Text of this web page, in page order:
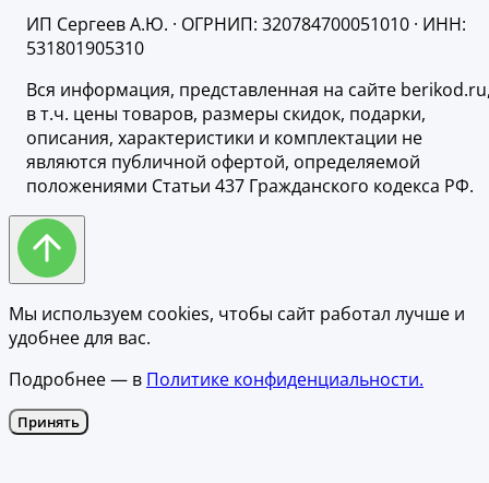
ИП Сергеев А.Ю. · ОГРНИП: 320784700051010 · ИНН:
531801905310
Вся информация, представленная на сайте
в т.ч. цены товаров, размеры скидок, подарки,
описания, характеристики и комплектации не
являются публичной офертой, определяемой
положениями Статьи 437 Гражданского кодекса РФ.
Мы используем cookies, чтобы сайт работал лучше и
удобнее для вас.
Подробнее — в Политике конфиденциальности.
Принять